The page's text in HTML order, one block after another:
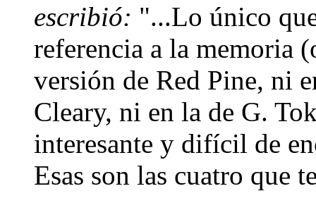
escribió: "...Lo único
referencia a la memoria
versión de Red Pine, ni
Cleary, ni en la de G.
interesante y difícil de
Esas son las cuatro que